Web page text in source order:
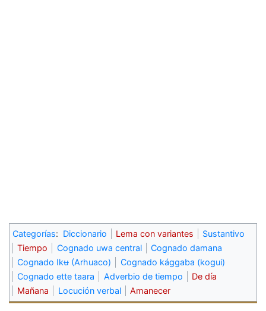
Categorías: Diccionario Lema con variantes
Sustantivo
Tiempo
Cognado uwa central
Cognado damana
Cognado Ikʉ (Arhuaco)
Cognado kággaba (kogui)
Cognado ette taara
Adverbio de tiempo
De día
Mañana
Locución verbal Amanecer